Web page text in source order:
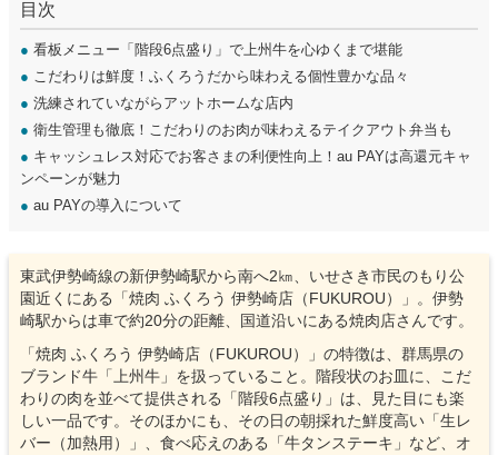
目次
● 看板メニュー「階段6点盛り」で上州牛を心ゆくまで堪能
● こだわりは鮮度！ふくろうだから味わえる個性豊かな品々
● 洗練されていながらアットホームな店内
● 衛生管理も徹底！こだわりのお肉が味わえるテイクアウト弁当も
● キャッシュレス対応でお客さまの利便性向上！au PAYは高還元キャ
ンペーンが魅力
● au PAYの導入について
東武伊勢崎線の新伊勢崎駅から南へ2㎞、いせさき市民のもり公
園近くにある「焼肉 ふくろう 伊勢崎店（FUKUROU）」。伊勢
崎駅からは車で約20分の距離、国道沿いにある焼肉店さんです。
「焼肉 ふくろう 伊勢崎店（FUKUROU）」の特徴は、群馬県の
ブランド牛「上州牛」を扱っていること。階段状のお皿に、こだ
わりの肉を並べて提供される「階段6点盛り」は、見た目にも楽
しい一品です。そのほかにも、その日の朝採れた鮮度高い「生レ
バー（加熱用）」、食べ応えのある「牛タンステーキ」など、オ